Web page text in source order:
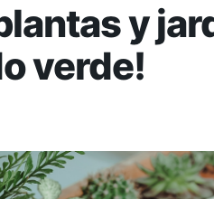
y
verde!